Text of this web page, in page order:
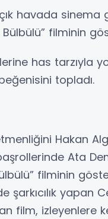
havada sinema
filminin
has tarzıyla
topladı.
Hakan
Ata
filminin
şarkıcılık yapan
film, izleyenlere